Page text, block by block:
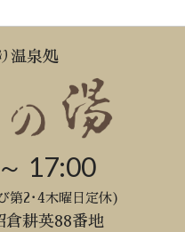
温泉処
17:00
第2･4木曜日定休)
倉耕英88番地